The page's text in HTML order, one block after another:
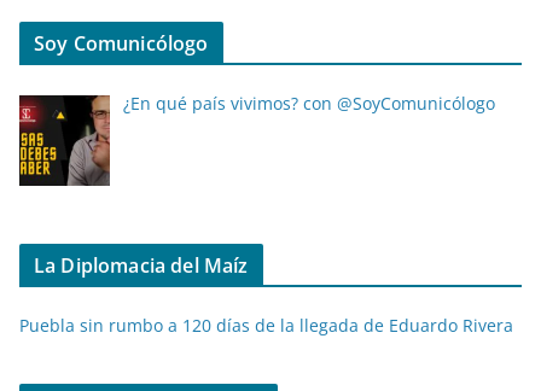
Soy Comunicólogo
¿En qué país vivimos? con @SoyComunicólogo
La Diplomacia del Maíz
Puebla sin rumbo a 120 días de la llegada de Eduardo Rivera